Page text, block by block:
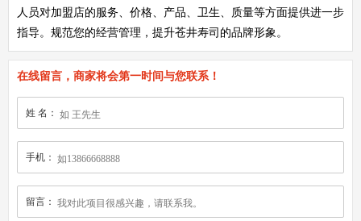
人员对加盟店的服务、价格、产品、卫生、质量等方面提供进一步
指导。规范您的经营管理，提升苍井寿司的品牌形象。
在线留言，商家将会第一时间与您联系！
姓 名：
手机：
留言：